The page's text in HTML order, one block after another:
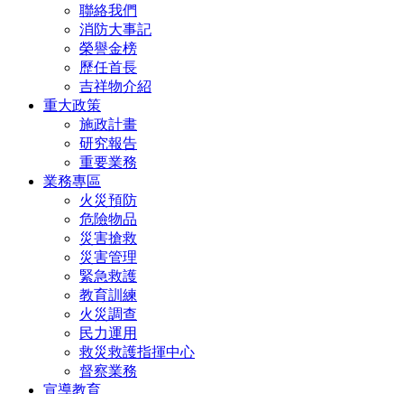
聯絡我們
消防大事記
榮譽金榜
歷任首長
吉祥物介紹
重大政策
施政計畫
研究報告
重要業務
業務專區
火災預防
危險物品
災害搶救
災害管理
緊急救護
教育訓練
火災調查
民力運用
救災救護指揮中心
督察業務
宣導教育